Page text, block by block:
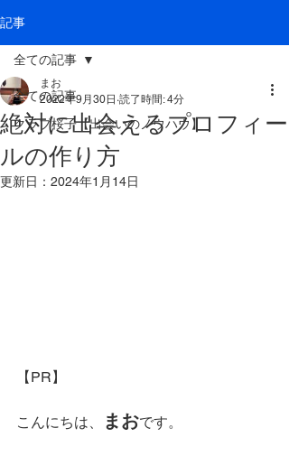
記事
全ての記事
クラブ桜子【出会いのノウハウ】
全ての記事
絶対に出会えるプロフィー
ルの作り方
まお
2022年9月30日 読了時間: 4分
更新日： 2024年1月14日
【PR】
こんにちは、 まおです。